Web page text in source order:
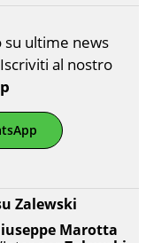
Zalewski
Marotta
su ultime news
al nostro